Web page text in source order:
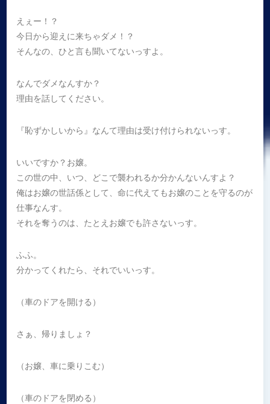
えぇー！？
今日から迎えに来ちゃダメ！？
そんなの、ひと言も聞いてないっすよ。
なんでダメなんすか？
理由を話してください。
『恥ずかしいから』なんて理由は受け付けられないっす。
いいですか？お嬢。
この世の中、いつ、どこで襲われるか分かんないんすよ？
俺はお嬢の世話係として、命に代えてもお嬢のことを守るのが
仕事なんす。
それを奪うのは、たとえお嬢でも許さないっす。
ふふ。
分かってくれたら、それでいいっす。
（車のドアを開ける）
さぁ、帰りましょ？
（お嬢、車に乗りこむ）
（車のドアを閉める）